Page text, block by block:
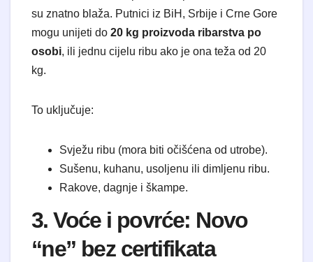
su znatno blaža. Putnici iz BiH, Srbije i Crne Gore
mogu unijeti do 20 kg proizvoda ribarstva po
osobi, ili jednu cijelu ribu ako je ona teža od 20
kg.
To uključuje:
Svježu ribu (mora biti očišćena od utrobe).
Sušenu, kuhanu, usoljenu ili dimljenu ribu.
Rakove, dagnje i škampe.
3. Voće i povrće: Novo
“ne” bez certifikata